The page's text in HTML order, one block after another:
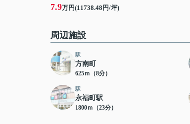
7.9万円(11738.48円/坪)
周辺施設
駅
方南町
625ｍ（8分）
駅
永福町駅
1800ｍ（23分）